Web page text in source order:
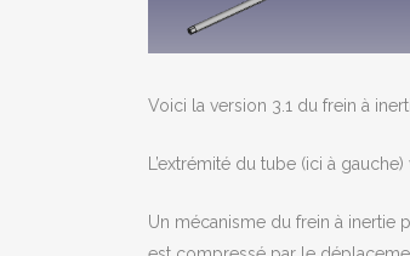
Voici la version 3.1 du frein à
L’extrémité du tube (ici à
Un mécanisme du frein à inertie